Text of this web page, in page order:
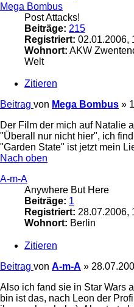
Mega Bombus
Post Attacks!
Beiträge: 215
Registriert: 02.01.2006,
Wohnort: AKW
Welt
Zitieren
Beitrag von Mega Bombus »
Der Film der mich auf Natalie
"Überall nur nicht hier", ich
"Garden State" ist jetzt mein
Nach oben
A-m-A
Anywhere But Here
Beiträge: 1
Registriert: 28.07.2006,
Wohnort: Berlin
Zitieren
Beitrag von A-m-A »
Also ich fand sie in Star Wars
bin ist das, nach Leon der